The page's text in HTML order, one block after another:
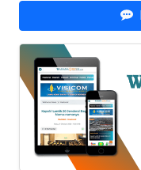
WN
SUMBAR
WN
SUMSEL
WN
BENGKULU